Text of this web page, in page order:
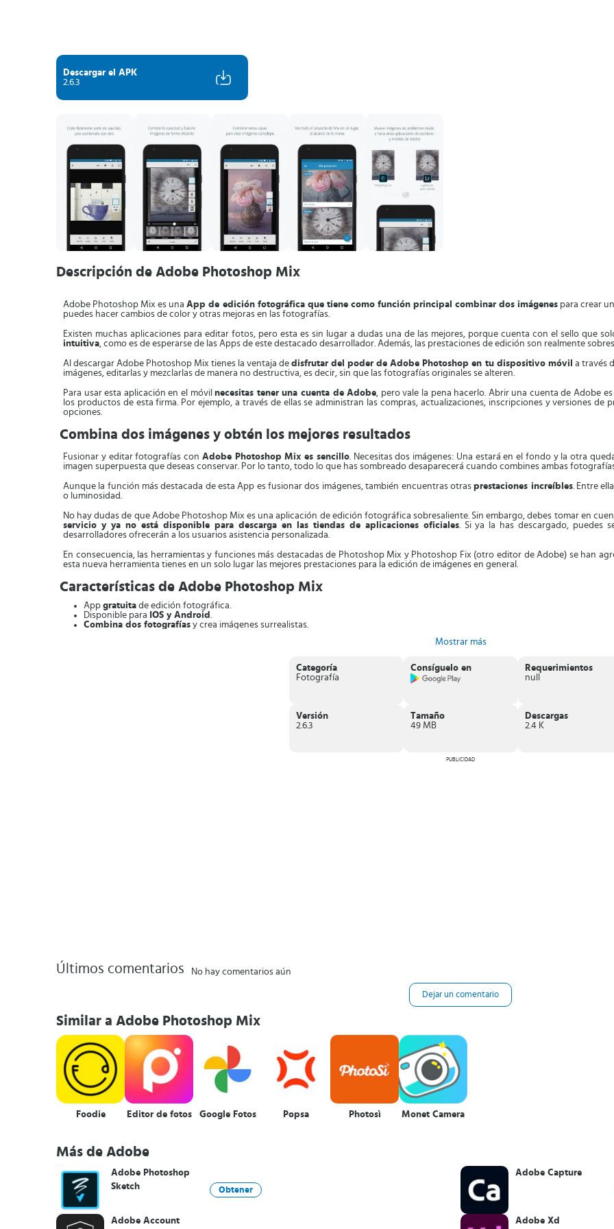
Descargar el APK
2.6.3
Descripción de Adobe Photoshop Mix
Adobe Photoshop Mix es unaApp de edición fotográfica que tiene como función principal combinar dos imágenes para crear
puedes hacer cambios de color y otras mejoras en las fotografías.
Existen muchas aplicaciones para editar fotos, pero esta es sin lugar a dudas una de las mejores, porque cuenta con el sello que
intuitiva, como es de esperarse de las Apps de este destacado desarrollador. Además, las prestaciones de edición son realmente
Al descargar Adobe Photoshop Mix tienes la ventaja dedisfrutar del poder de Adobe Photoshop en tu dispositivo móvil a través
imágenes, editarlas y mezclarlas de manera no destructiva, es decir, sin que las fotografías originales se alteren.
Para usar esta aplicación en el móvilnecesitas tener una cuenta de Adobe, pero vale la pena hacerlo. Abrir una cuenta de Adobe
los productos de esta firma. Por ejemplo, a través de ellas se administran las compras, actualizaciones, inscripciones y versiones
opciones.
Combina dos imágenes y obtén los mejores resultados
Fusionar y editar fotografías con Adobe Photoshop Mix es sencillo. Necesitas dos imágenes: Una estará en el fondo y la otra
imagen superpuesta que deseas conservar. Por lo tanto, todo lo que has sombreado desaparecerá cuando combines ambas
Aunque la función más destacada de esta App es fusionar dos imágenes, también encuentras otrasprestaciones increíbles. Entre
o luminosidad.
No hay dudas de que Adobe Photoshop Mix es una aplicación de edición fotográfica sobresaliente. Sin embargo, debes tomar en
servicio y ya no está disponible para descarga en las tiendas de aplicaciones oficiales. Si ya la has descargado, puedes
desarrolladores ofrecerán a los usuarios asistencia personalizada.
En consecuencia, las herramientas y funciones más destacadas de Photoshop Mix y Photoshop Fix (otro editor de Adobe) se han
esta nueva herramienta tienes en un solo lugar las mejores prestaciones para la edición de imágenes en general.
Características de Adobe Photoshop Mix
App gratuita de edición fotográfica.
Disponible para IOS y Android .
Combina dos fotografías y crea imágenes surrealistas.
y fotografías con solo tocar con el dedo.
intactas e impecables.
en redes sociales de forma rápida y sencilla
desarrollador, así que anímate a explorar las opciones que te ofrece Adobe para editar fotografías.
Mostrar más
Categoría
Fotografía
Consíguelo en
Requerimientos
null
Versión
2.6.3
Tamaño
49 MB
Descargas
2.4 K
PUBLICIDAD
Últimos comentarios No hay comentarios aún
Dejar un comentario
Similar a Adobe Photoshop Mix
Foodie Editor de fotos Google Fotos Popsa Photosì Monet Camera
Más de Adobe
Adobe Photoshop
Sketch
Obtener
Adobe Account
Adobe Capture
Adobe Xd